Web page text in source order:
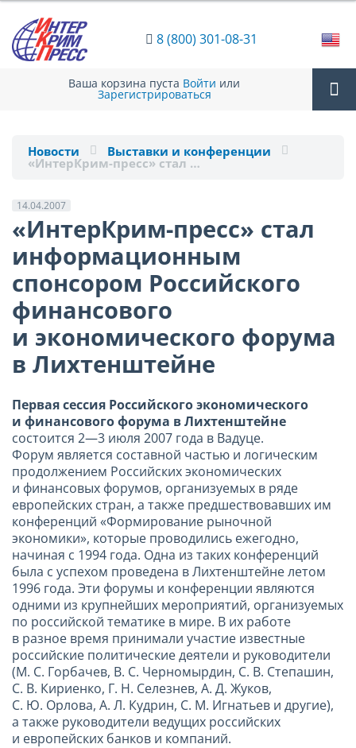
8 (800) 301-08-31
Ваша корзина пуста Войти или
Зарегистрироваться
Новости Выставки и конференции
«ИнтерКрим-пресс» стал …
14.04.2007
«ИнтерКрим-пресс» стал
информационным
спонсором Российского
финансового
и экономического форума
в Лихтенштейне
Первая сессия Российского экономического
и финансового форума в Лихтенштейне
состоится 2—3 июля 2007 года в Вадуце.
Форум является составной частью и логическим
продолжением Российских экономических
и финансовых форумов, организуемых в ряде
европейских стран, а также предшествовавших им
конференций «Формирование рыночной
экономики», которые проводились ежегодно,
начиная с 1994 года. Одна из таких конференций
была с успехом проведена в Лихтенштейне летом
1996 года. Эти форумы и конференции являются
одними из крупнейших мероприятий, организуемых
по российской тематике в мире. В их работе
в разное время принимали участие известные
российские политические деятели и руководители
(М. С. Горбачев, В. С. Черномырдин, С. В. Степашин,
С. В. Кириенко, Г. Н. Селезнев, А. Д. Жуков,
С. Ю. Орлова, А. Л. Кудрин, С. М. Игнатьев и другие),
а также руководители ведущих российских
и европейских банков и компаний.